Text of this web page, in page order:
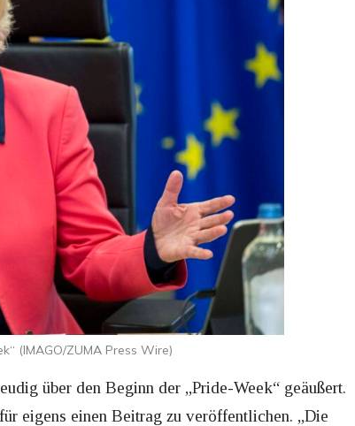
(IMAGO/ZUMA Press Wire)
über den Beginn der „Pride-Week“ geäußert.
eigens einen Beitrag zu veröffentlichen. „Die